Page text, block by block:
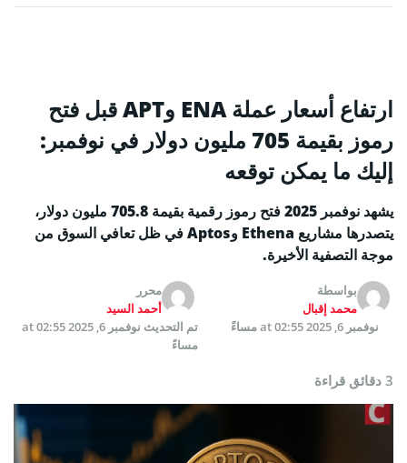
ارتفاع أسعار عملة ENA وAPT قبل فتح
رموز بقيمة 705 مليون دولار في نوفمبر:
إليك ما يمكن توقعه
يشهد نوفمبر 2025 فتح رموز رقمية بقيمة 705.8 مليون دولار،
يتصدرها مشاريع Ethena وAptos في ظل تعافي السوق من
موجة التصفية الأخيرة.
بواسطة
محمد إقبال
محرر
أحمد السيد
نوفمبر 6, 2025 at 02:55 مساءً
تم التحديث
نوفمبر 6, 2025 at 02:55
مساءً
3 دقائق قراءة